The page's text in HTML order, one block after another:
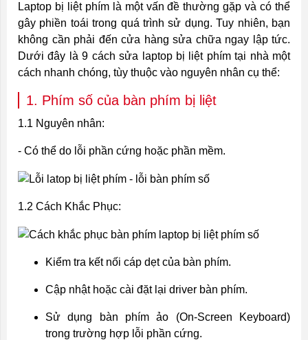
Laptop bị liệt phím là một vấn đề thường gặp và có thể
gây phiền toái trong quá trình sử dụng. Tuy nhiên, bạn
không cần phải đến cửa hàng sửa chữa ngay lập tức.
Dưới đây là 9 cách sửa laptop bị liệt phím tại nhà một
cách nhanh chóng, tùy thuộc vào nguyên nhân cụ thể:
1. Phím số của bàn phím bị liệt
1.1 Nguyên nhân:
- Có thể do lỗi phần cứng hoặc phần mềm.
1.2 Cách Khắc Phục:
Kiểm tra kết nối cáp dẹt của bàn phím.
Cập nhật hoặc cài đặt lại driver bàn phím.
Sử dụng bàn phím ảo (On-Screen Keyboard)
trong trường hợp lỗi phần cứng.